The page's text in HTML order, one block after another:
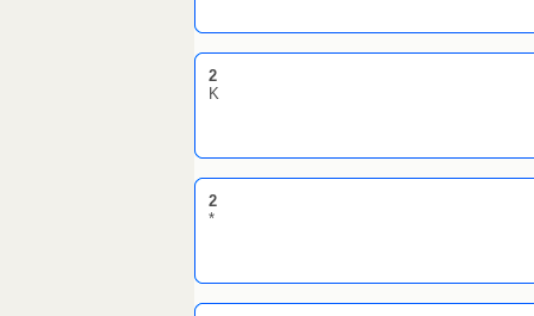
2
K
2
*